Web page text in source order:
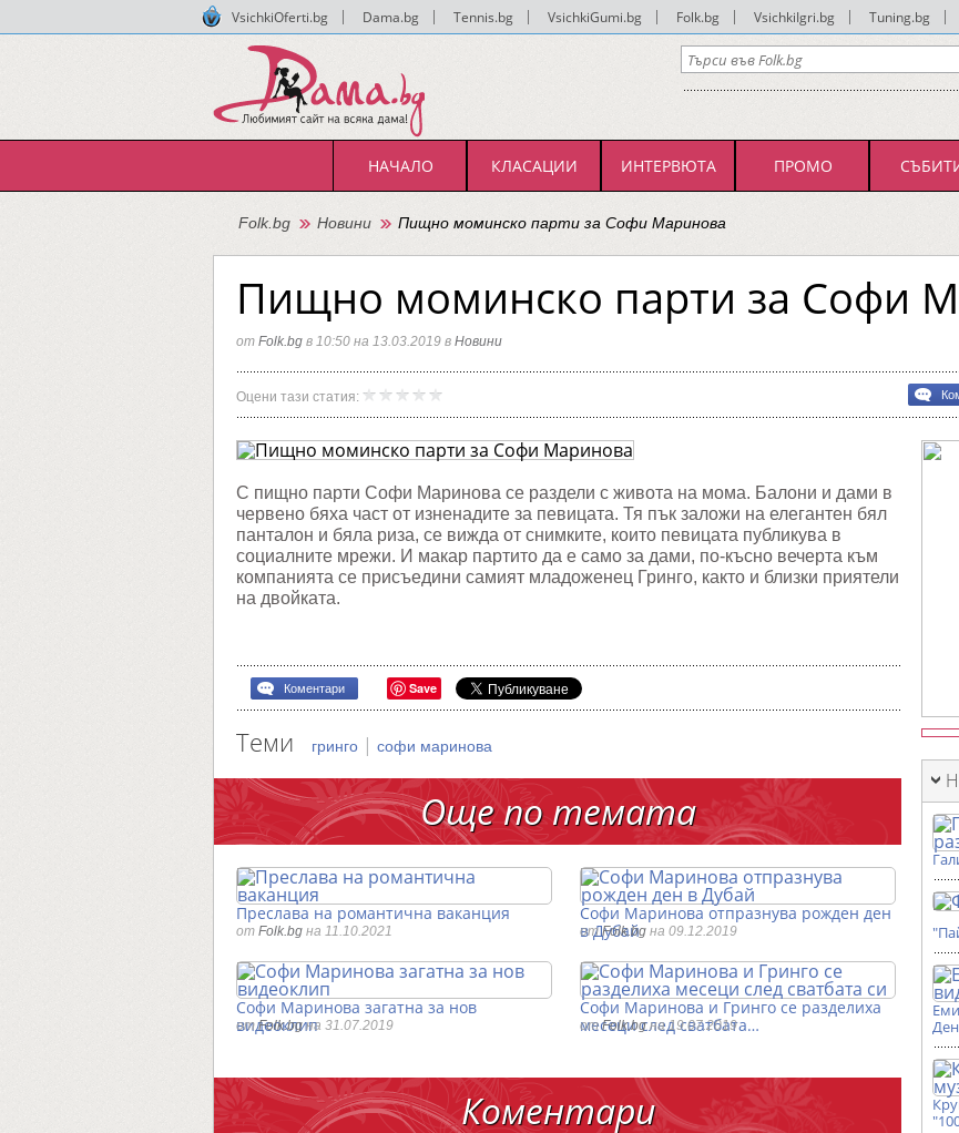
VsichkiOferti.bg Dama.bg Tennis.bg VsichkiGumi.bg Folk.bg VsichkiIgri.bg Tuning.bg
НАЧАЛО КЛАСАЦИИ ИНТЕРВЮТА ПРОМО
Folk.bg Новини Пищно моминско парти за Софи Маринова
Пищно моминско парти за Софи
от Folk.bg в 10:50 на 13.03.2019 в Новини
Оцени тази статия:
парти
за
Софи
С пищно парти Софи Маринова се раздели с живота на мома. Балони и дами в
червено бяха част от изненадите за певицата. Тя пък заложи на елегантен бял
панталон и бяла риза, се вижда от снимките, които певицата публикува в
социалните мрежи. И макар партито да е само за дами, по-късно вечерта към
компанията се присъедини самият младоженец Гринго, както и близки приятели
на двойката.
Коментари Save
Теми гринго | софи маринова
Още по темата
Преслава на романтична ваканция
от Folk.bg на 11.10.2021
Софи Маринова отпразнува рожден ден
в Дубай
отFolk.bg на 09.12.2019
Софи Маринова загатна за нов
видеоклип
отFolk.bgна 31.07.2019
Софи Маринова и Гринго се разделиха
месеци след сватбата…
отFolk.bgна 19.07.2019
Коментари